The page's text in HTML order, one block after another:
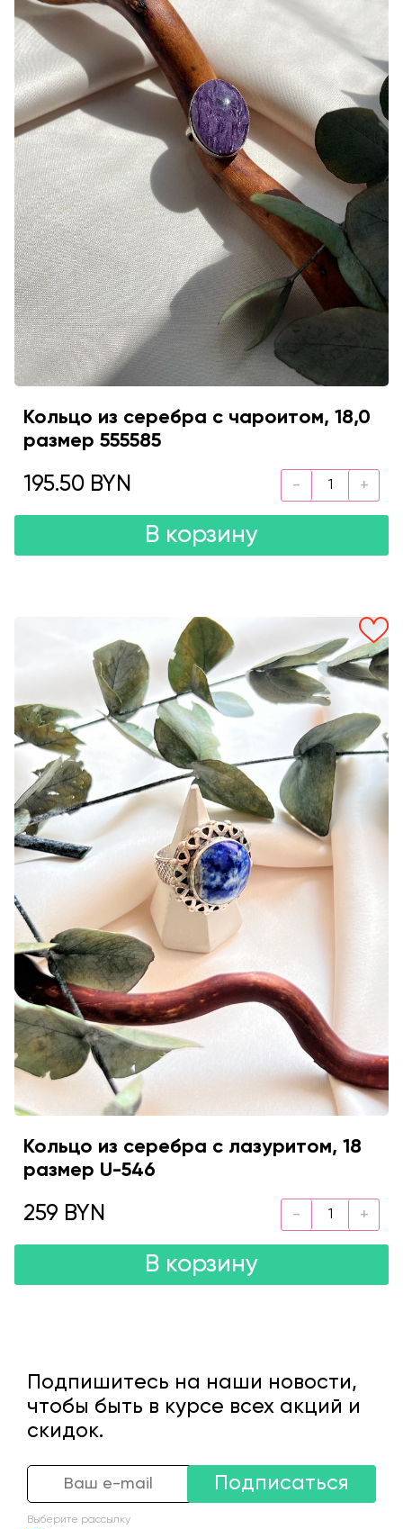
Кольцо из серебра с чароитом, 18,0
размер 555585
195.50 BYN
В корзину
Кольцо из серебра с лазуритом, 18
размер U-546
259 BYN
В корзину
Подпишитесь на наши новости,
чтобы быть в курсе всех акций и
скидок.
Подписаться
Выберите рассылку